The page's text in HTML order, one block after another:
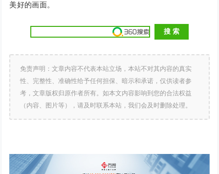
美好的画面。
免责声明：文章内容不代表本站立场，本站不对其内容的真实
性、完整性、准确性给予任何担保、暗示和承诺，仅供读者参
考，文章版权归原作者所有。如本文内容影响到您的合法权益
（内容、图片等），请及时联系本站，我们会及时删除处理。